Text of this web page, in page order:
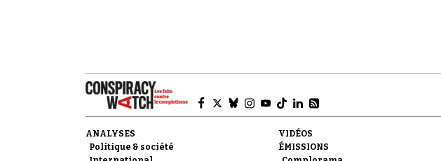
ANALYSES
Politique & société
VIDÉOS
ÉMISSIONS